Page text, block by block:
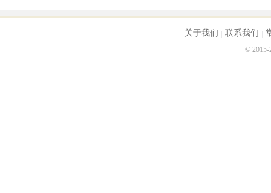
关于我们 联系我们
© 2015-